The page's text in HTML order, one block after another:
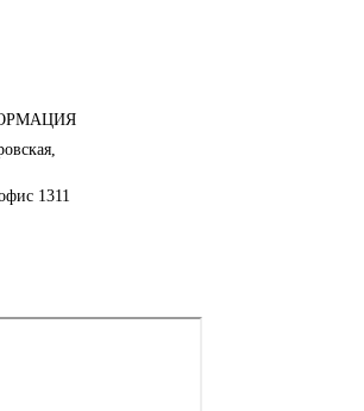
1311